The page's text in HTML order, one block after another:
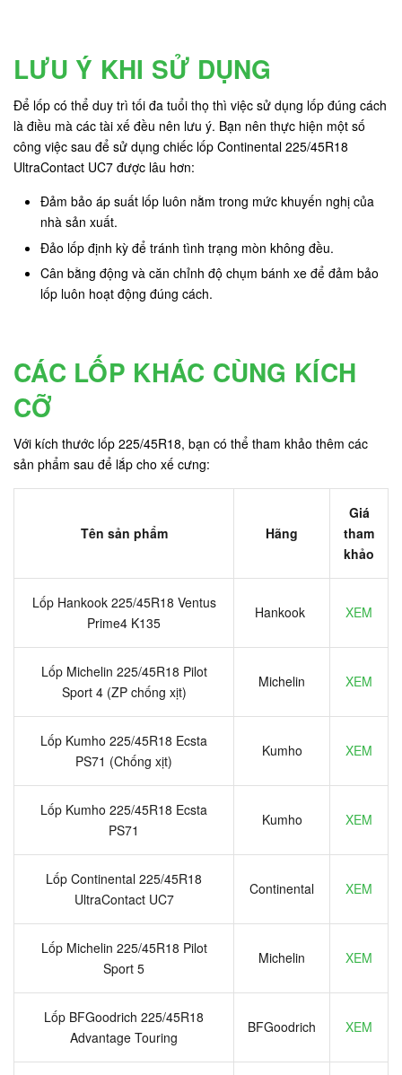
LƯU Ý KHI SỬ DỤNG
Để lốp có thể duy trì tối đa tuổi thọ thì việc sử dụng lốp đúng cách
là điều mà các tài xế đều nên lưu ý. Bạn nên thực hiện một số
công việc sau để sử dụng chiếc lốp Continental 225/45R18
UltraContact UC7 được lâu hơn:
Đảm bảo áp suất lốp luôn nằm trong mức khuyến nghị của
nhà sản xuất.
Đảo lốp định kỳ để tránh tình trạng mòn không đều.
Cân bằng động và căn chỉnh độ chụm bánh xe để đảm bảo
lốp luôn hoạt động đúng cách.
CÁC LỐP KHÁC CÙNG KÍCH
CỠ
Với kích thước lốp 225/45R18, bạn có thể tham khảo thêm các
sản phẩm sau để lắp cho xế cưng:
Tên sản phẩm Hãng
Giá
tham
khảo
Lốp Hankook 225/45R18 Ventus
Prime4 K135
Hankook XEM
Lốp Michelin 225/45R18 Pilot
Sport 4 (ZP chống xịt)
Michelin XEM
Lốp Kumho 225/45R18 Ecsta
PS71 (Chống xịt)
Kumho XEM
Lốp Kumho 225/45R18 Ecsta
PS71
Kumho XEM
Lốp Continental 225/45R18
UltraContact UC7
Continental XEM
Lốp Michelin 225/45R18 Pilot
Sport 5
Michelin XEM
Lốp BFGoodrich 225/45R18
Advantage Touring
BFGoodrich XEM